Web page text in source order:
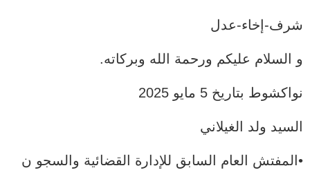
شرف-إخاء-عدل
و السلام عليكم ورحمة الله وبركاته.
نواكشوط بتاريخ 5 مايو 2025
السيد ولد الغيلاني
•المفتش العام السابق للإدارة القضائية والسجو ن